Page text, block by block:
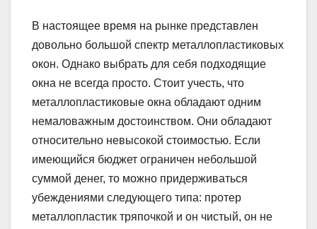
В настоящее время на рынке представлен
довольно большой спектр металлопластиковых
окон. Однако выбрать для себя подходящие
окна не всегда просто. Стоит учесть, что
металлопластиковые окна обладают одним
немаловажным достоинством. Они обладают
относительно невысокой стоимостью. Если
имеющийся бюджет ограничен небольшой
суммой денег, то можно придерживаться
убеждениями следующего типа: протер
металлопластик тряпочкой и он чистый, он не